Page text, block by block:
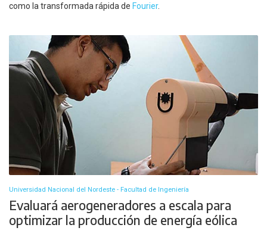
como la transformada rápida de Fourier.
Universidad Nacional del Nordeste - Facultad de Ingeniería
Evaluará aerogeneradores a escala para
optimizar la producción de energía eólica